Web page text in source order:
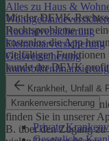
Alles zu Haus &
Hausratversicherung
Elementarversicherung
Glasversicherung
Immobilienfinanzierung
Krankheit, Unfall &
Krankenversicherung
Private
Mit der DEVK-
Rechtsprobleme nur
kostenlos die App
vielfältigen Funktionen
kunde der DEVK
informativen
Musterverträgen und
Aber auch, wenn Sie
finden Sie in unserer
B. über den Zugang